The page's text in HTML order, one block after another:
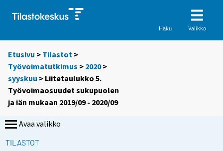
Haku Valikko
Etusivu > Tilastot >
Työvoimatutkimus > 2020>
syyskuu > Liitetaulukko 5.
Työvoimaosuudet sukupuolen
ja iän mukaan 2019/09 - 2020/09
Avaa valikko
TILASTOT